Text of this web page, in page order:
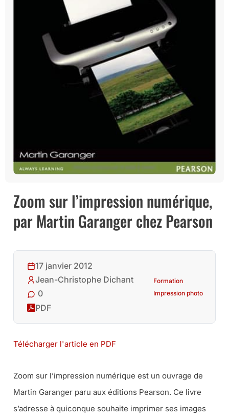
Zoom sur l’impression numérique,
par Martin Garanger chez Pearson
17 janvier 2012
Jean-Christophe Dichant
0
PDF
Formation
Impression photo
Télécharger l'article en PDF
Zoom sur l’impression numérique est un ouvrage de
Martin Garanger paru aux éditions Pearson. Ce livre
s’adresse à quiconque souhaite imprimer ses images